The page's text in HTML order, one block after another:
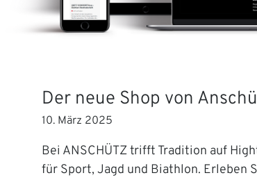
Der neue Shop von
10. März 2025
Bei ANSCHÜTZ trifft Tradition auf
für Sport, Jagd und Biathlon. Erleben